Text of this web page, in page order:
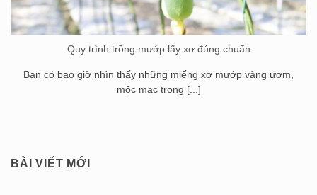
Quy trình trồng mướp lấy xơ đúng chuẩn
Bạn có bao giờ nhìn thấy những miếng xơ mướp vàng ươm,
mộc mạc trong [...]
BÀI VIẾT MỚI